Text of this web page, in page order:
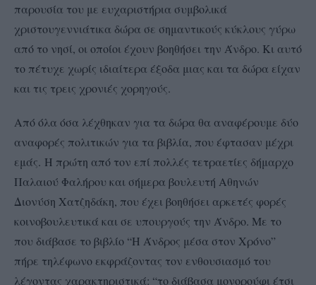
παρουσία του με ευχαριστήρια συμβολικά
χριστουγεννιάτικα δώρα σε σημαντικούς κύκλους γύρω
από το νησί, οι οποίοι έχουν βοηθήσει την Άνδρο. Κι αυτό
το πέτυχε χωρίς ιδιαίτερα έξοδα μιας και τα δώρα είχαν
και τις τρεις χρονιές χορηγούς.
Από όλα όσα λέχθηκαν για τα δώρα θα αναφέρουμε δύο
αναφορές πολιτικών για τα βιβλία, που έφτασαν μέχρι
εμάς. Η πρώτη από τον επί πολλές τετραετίες δήμαρχο
Παλαιού Φαλήρου και σήμερα βουλευτή Αθηνών
Διονύση Χατζηδάκη, που έχει βοηθήσει αρκετές φορές
κοινοβουλευτικά και σε υπουργούς την Άνδρο. Με το
που διάβασε το βιβλίο “Η Άνδρος μέσα στον Χρόνο”
πήρε τηλέφωνο εκφράζοντας τον ενθουσιασμό του
λέγοντας χαρακτηριστικά: “το διάβασα μονορούφι έτσι